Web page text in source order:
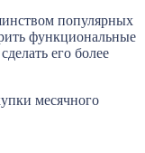
популярных
функциональные
его более
месячного